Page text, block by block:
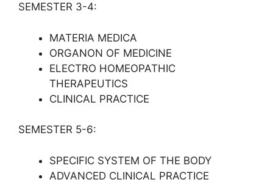
SEMESTER 3-4:
MATERIA MEDICA
ORGANON OF MEDICINE
ELECTRO HOMEOPATHIC
THERAPEUTICS
CLINICAL PRACTICE
SEMESTER 5-6:
SPECIFIC SYSTEM OF THE BODY
ADVANCED CLINICAL PRACTICE